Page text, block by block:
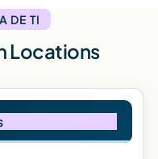
DE TI
Locations